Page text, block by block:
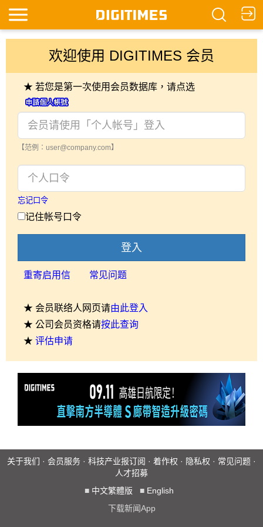
欢迎使用 DIGITIMES 会员
★ 若您是第一次使用会员数据库，请点选
【范例：user@company.com】
忘记口令
记住帐号口令
登入
重寄启用信 常见问题
★ 会员联络人网页请由此登入
★ 公司会员资格请按此查询
★ 评估申请
关于我们 · 会员服务 · 科技产业报订阅 · 着作权 · 隐私权 · 常见问题 ·
人才招募
■ 中文繁體版 ■ English
下载新闻App